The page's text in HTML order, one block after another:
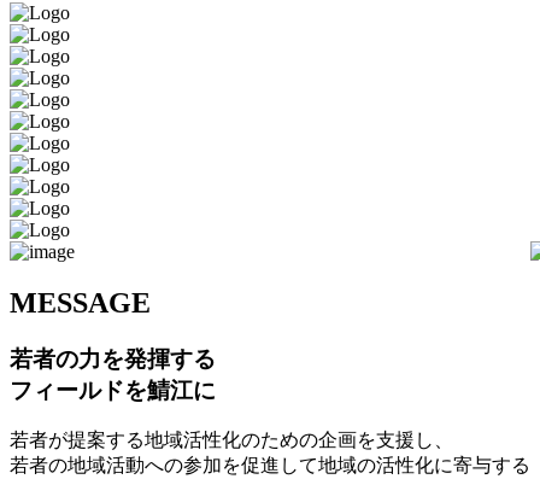
MESSAGE
若者の力を発揮する
フィールドを鯖江に
若者が提案する地域活性化のための企画を支援し、
若者の地域活動への参加を促進して地域の活性化に寄与する